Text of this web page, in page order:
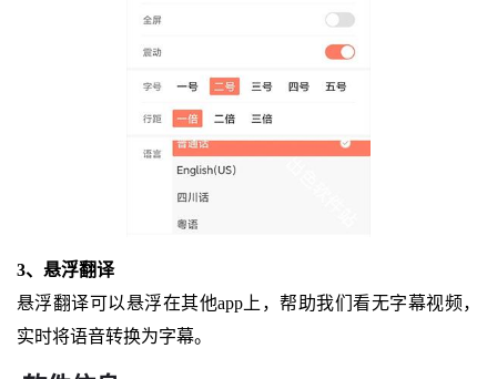
3、悬浮翻译
悬浮翻译可以悬浮在其他app上，帮助我们看无字幕视频，
实时将语音转换为字幕。